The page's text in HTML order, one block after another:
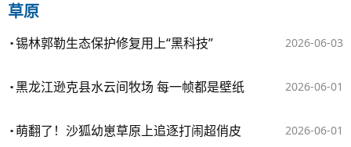
草原
2026-06-03
锡林郭勒生态保护修复用上“黑科技”
2026-06-01
黑龙江逊克县水云间牧场 每一帧都是壁纸
2026-06-01
萌翻了！沙狐幼崽草原上追逐打闹超俏皮